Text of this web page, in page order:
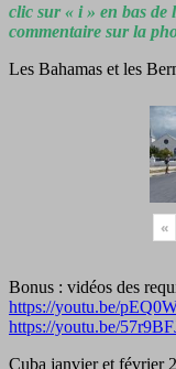
clic sur « i » en bas
commentaire sur la
Les Bahamas et les
«
Bonus : vidéos des
https://youtu.be/
https://youtu.be/
Cuba janvier et février